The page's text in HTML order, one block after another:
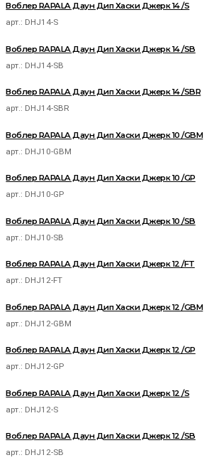
Воблер RAPALA Даун Дип Хаски Джерк 14 /S
арт.: DHJ14-S
Воблер RAPALA Даун Дип Хаски Джерк 14 /SB
арт.: DHJ14-SB
Воблер RAPALA Даун Дип Хаски Джерк 14 /SBR
арт.: DHJ14-SBR
Воблер RAPALA Даун Дип Хаски Джерк 10 /GBM
арт.: DHJ10-GBM
Воблер RAPALA Даун Дип Хаски Джерк 10 /GP
арт.: DHJ10-GP
Воблер RAPALA Даун Дип Хаски Джерк 10 /SB
арт.: DHJ10-SB
Воблер RAPALA Даун Дип Хаски Джерк 12 /FT
арт.: DHJ12-FT
Воблер RAPALA Даун Дип Хаски Джерк 12 /GBM
арт.: DHJ12-GBM
Воблер RAPALA Даун Дип Хаски Джерк 12 /GP
арт.: DHJ12-GP
Воблер RAPALA Даун Дип Хаски Джерк 12 /S
арт.: DHJ12-S
Воблер RAPALA Даун Дип Хаски Джерк 12 /SB
арт.: DHJ12-SB